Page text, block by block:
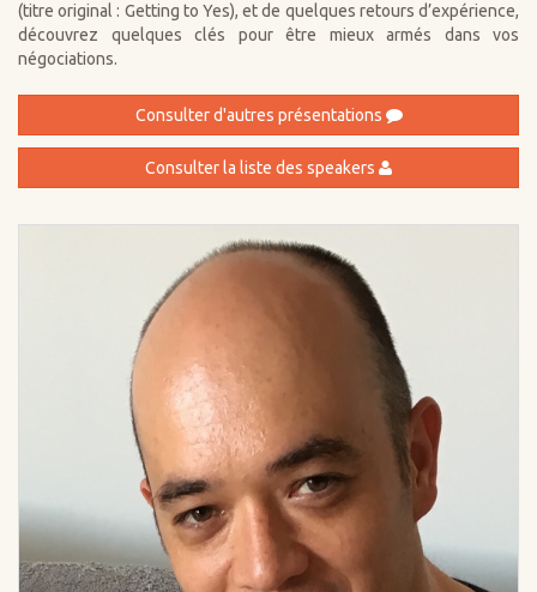
(titre original : Getting to Yes), et de quelques retours d’expérience,
découvrez quelques clés pour être mieux armés dans vos
négociations.
Consulter d'autres présentations
Consulter la liste des speakers